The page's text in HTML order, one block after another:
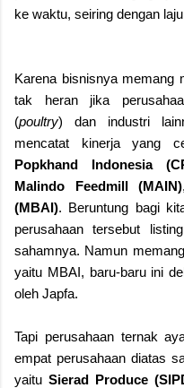
ke waktu, seiring dengan
Karena bisnisnya memang
tak heran jika
(poultry) dan industri
mencatat kinerja yang
Popkhand Indonesia
Malindo Feedmill (MAIN)
(MBAI). Beruntung bagi
perusahaan tersebut
sahamnya. Namun
yaitu MBAI, baru-baru ini
oleh Japfa.
Tapi perusahaan ternak
empat perusahaan diatas
yaituSierad Produce